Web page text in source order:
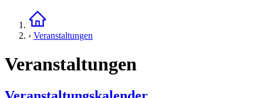
Startseite
› Veranstaltungen
Veranstaltungen